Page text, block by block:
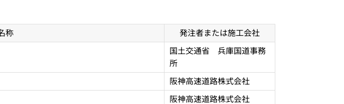
称 発注者または施工会社
国土交通省 兵庫国道事務
所
阪神高速道路株式会社
阪神高速道路株式会社